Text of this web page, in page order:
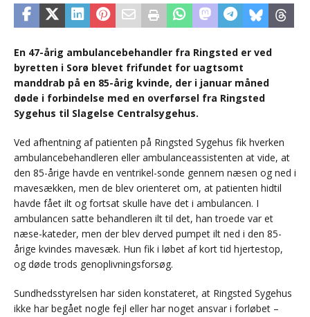
En 47-årig ambulancebehandler fra Ringsted er ved
byretten i Sorø blevet frifundet for uagtsomt
manddrab på en 85-årig kvinde, der i januar måned
døde i forbindelse med en overførsel fra Ringsted
Sygehus til Slagelse Centralsygehus.
Ved afhentning af patienten på Ringsted Sygehus fik hverken
ambulancebehandleren eller ambulanceassistenten at vide, at
den 85-årige havde en ventrikel-sonde gennem næsen og ned i
mavesækken, men de blev orienteret om, at patienten hidtil
havde fået ilt og fortsat skulle have det i ambulancen. I
ambulancen satte behandleren ilt til det, han troede var et
næse-kateder, men der blev derved pumpet ilt ned i den 85-
årige kvindes mavesæk. Hun fik i løbet af kort tid hjertestop,
og døde trods genoplivningsforsøg.
Sundhedsstyrelsen har siden konstateret, at Ringsted Sygehus
ikke har begået nogle fejl eller har noget ansvar i forløbet –